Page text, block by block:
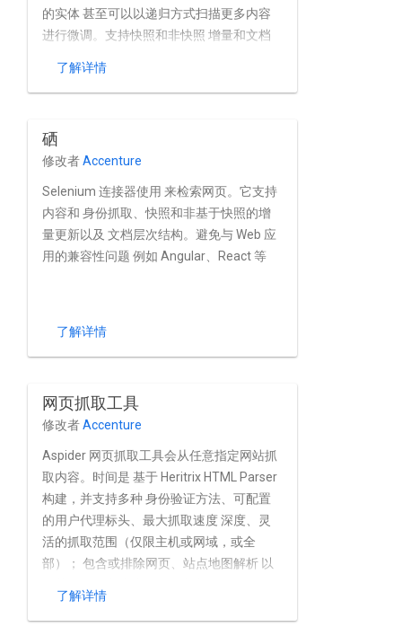
的实体 甚至可以以递归方式扫描更多内容
进行微调。支持快照和非快照 增量和文档
了解详情
硒
修改者Accenture
Selenium 连接器使用 来检索网页。它支持
内容和 身份抓取、快照和非基于快照的增
量更新以及 文档层次结构。避免与 Web 应
用的兼容性问题 例如 Angular、React 等
了解详情
网页抓取工具
修改者Accenture
Aspider 网页抓取工具会从任意指定网站抓
取内容。时间是 基于 Heritrix HTML Parser
构建，并支持多种 身份验证方法、可配置
的用户代理标头、最大抓取速度 深度、灵
活的抓取范围（仅限主机或网域，或全
部）； 包含或排除网页、站点地图解析 以
了解详情